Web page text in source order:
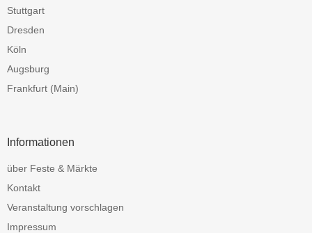
Stuttgart
Dresden
Köln
Augsburg
Frankfurt (Main)
Informationen
über Feste & Märkte
Kontakt
Veranstaltung vorschlagen
Impressum